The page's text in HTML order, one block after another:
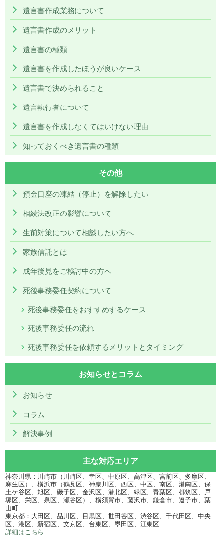
遺言書作成業務について
遺言書作成のメリット
遺言書の種類
遺言書を作成したほうが良いケース
遺言書で決められること
遺言執行者について
遺言書を作成しなくてはいけない理由
知っておくべき遺言書の種類
その他
預金口座の凍結（停止）を解除したい
相続法改正の影響について
生前対策について相談したい方へ
家族信託とは
成年後見をご検討中の方へ
死後事務委任契約について
死後事務委任をおすすめするケース
死後事務委任の流れ
死後事務委任を依頼するメリットとタイミング
お知らせとコラム
お知らせ
コラム
解決事例
主な対応エリア
神奈川県：川崎市（川崎区、幸区、中原区、高津区、宮前区、多摩区、
麻生区）、横浜市（鶴見区、神奈川区、西区、中区、南区、港南区、保
土ケ谷区、旭区、磯子区、金沢区、港北区、緑区、青葉区、都筑区、戸
塚区、栄区、泉区、瀬谷区）、横須賀市、藤沢市、鎌倉市、逗子市、葉
山町
東京都：大田区、品川区、目黒区、世田谷区、渋谷区、千代田区、中央
区、港区、新宿区、文京区、台東区、墨田区、江東区
詳細はこちら